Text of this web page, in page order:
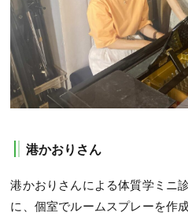
港かおりさん
港かおりさんによる体質学ミニ
に、個室でルームスプレーを作